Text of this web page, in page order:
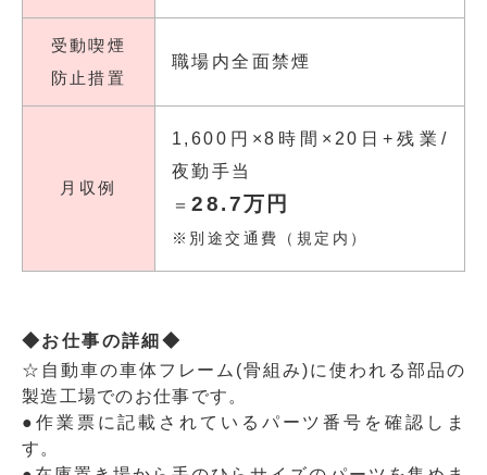
受動喫煙
防止措置
職場内全面禁煙
月収例
1,600円×8時間×20日+残業/
夜勤手当
＝28.7万円
※別途交通費（規定内）
◆お仕事の詳細◆
☆自動車の車体フレーム(骨組み)に使われる部品の
製造工場でのお仕事です。
●作業票に記載されているパーツ番号を確認しま
す。